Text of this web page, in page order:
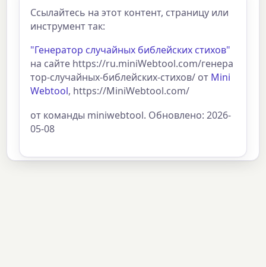
Ссылайтесь на этот контент, страницу или
инструмент так:
"Генератор случайных библейских стихов"
на сайте https://ru.miniWebtool.com/генера
тор-случайных-библейских-стихов/ от Mini
Webtool, https://MiniWebtool.com/
от команды miniwebtool. Обновлено: 2026-
05-08